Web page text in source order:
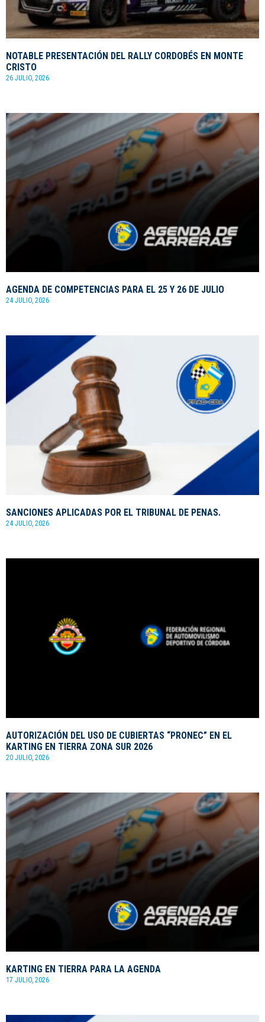
NOTABLE PRESENTACIÓN DEL RALLY CORDOBÉS EN MONTE
CRISTO
26 JULIO, 2026
AGENDA DE COMPETENCIAS PARA EL 25 Y 26 DE JULIO
24 JULIO, 2026
SANCIONES APLICADAS POR EL TRIBUNAL DE PENAS.
24 JULIO, 2026
AUTORIZACIÓN DEL USO DE CUBIERTAS “PRONEC” EN EL
KARTING EN TIERRA ZONA SUR 2026
20 JULIO, 2026
KARTING EN TIERRA PARA LA AGENDA
17 JULIO, 2026